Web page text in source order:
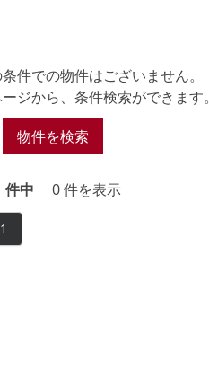
件での物件はございません。
ジから、条件検索ができます。
物件を検索
件中 0 件を表示
1